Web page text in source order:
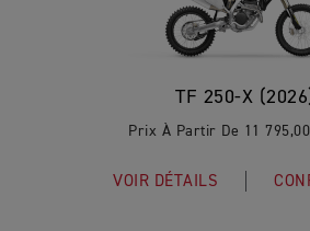
TF 250-X
Prix À Partir De 11
VOIR DÉTAILS